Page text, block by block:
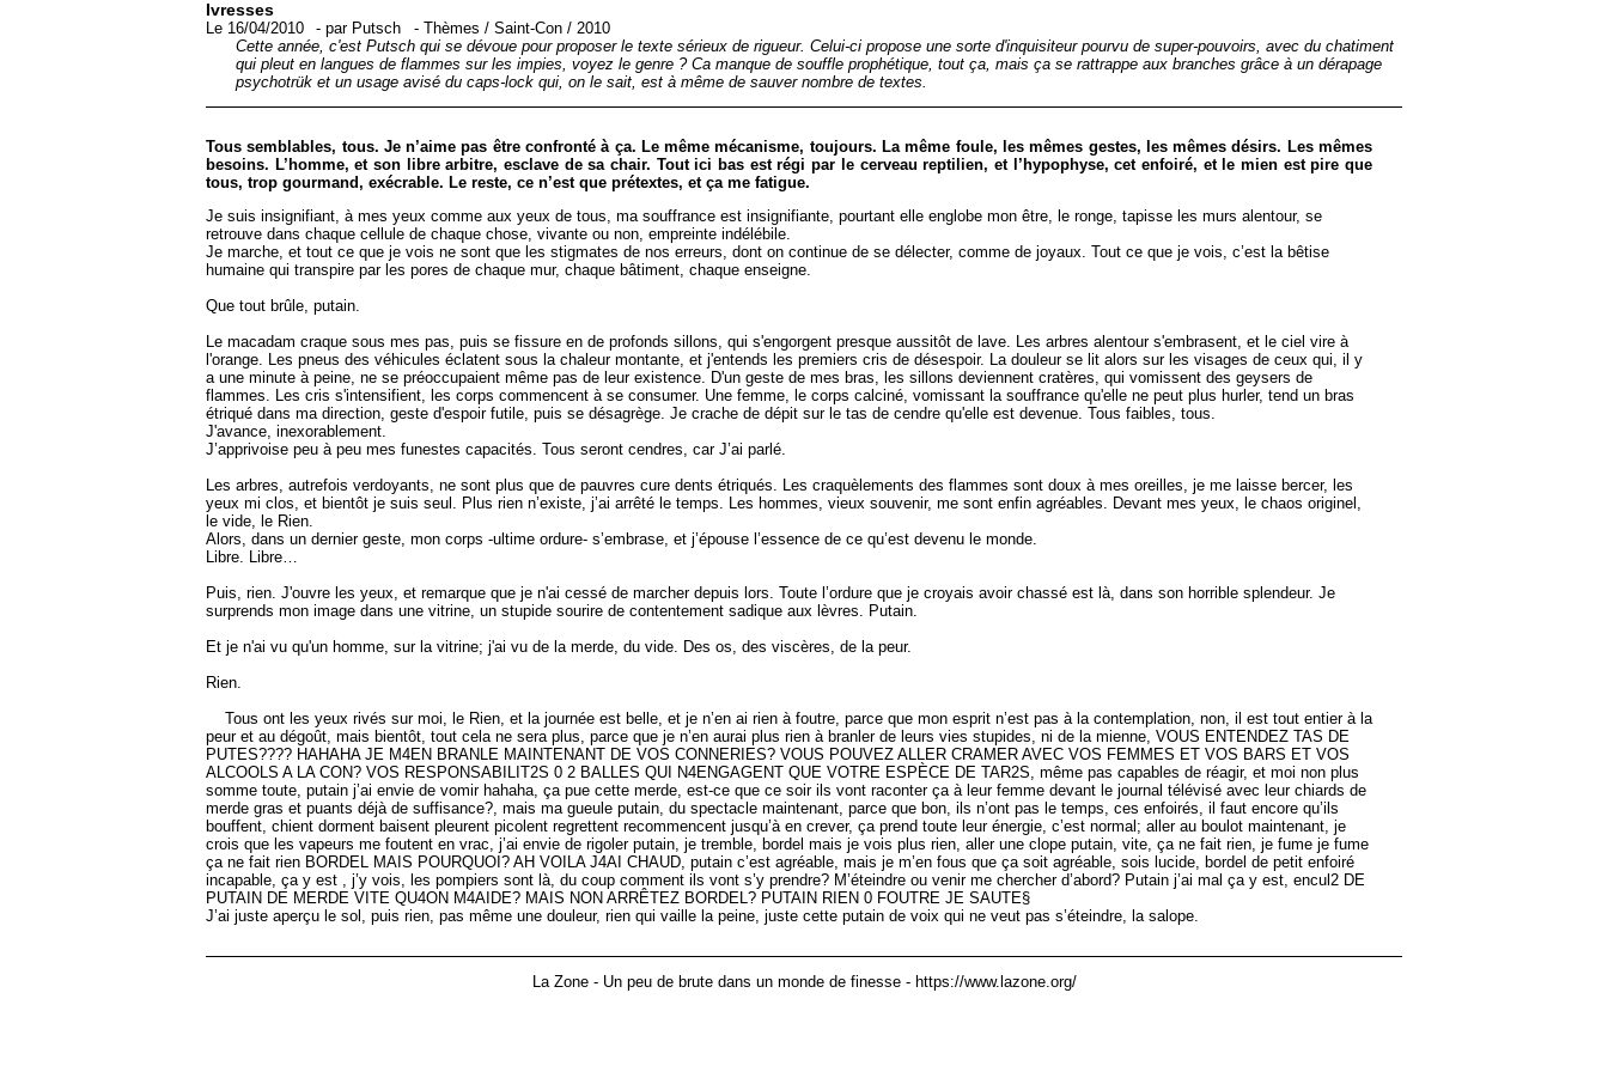
Ivresses
Le 16/04/2010 -par Putsch - Thèmes / Saint-Con/ 2010
Cette année, c'est Putsch qui se dévoue pour proposer le texte sérieux de rigueur. Celui-ci propose une sorte d'inquisiteur pourvu de super-pouvoirs, avec du chatiment
qui pleut en langues de flammes sur les impies, voyez le genre ? Ca manque de souffle prophétique, tout ça, mais ça se rattrappe aux branches grâce à un dérapage
psychotrük et un usage avisé du caps-lock qui, on le sait, est à même de sauver nombre de textes.
Tous semblables, tous. Je n’aime pas être confronté à ça. Le même mécanisme, toujours. La même foule, les mêmes gestes, les mêmes désirs. Les mêmes
besoins. L’homme, et son libre arbitre, esclave de sa chair. Tout ici bas est régi par le cerveau reptilien, et l’hypophyse, cet enfoiré, et le mien est pire que
tous, trop gourmand, exécrable. Le reste, ce n’est que prétextes, et ça me fatigue.
Je suis insignifiant, à mes yeux comme aux yeux de tous, ma souffrance est insignifiante, pourtant elle englobe mon être, le ronge, tapisse les murs alentour, se
retrouve dans chaque cellule de chaque chose, vivante ou non, empreinte indélébile.
Je marche, et tout ce que je vois ne sont que les stigmates de nos erreurs, dont on continue de se délecter, comme de joyaux. Tout ce que je vois, c’est la bêtise
humaine qui transpire par les pores de chaque mur, chaque bâtiment, chaque enseigne.
Que tout brûle, putain.
Le macadam craque sous mes pas, puis se fissure en de profonds sillons, qui s'engorgent presque aussitôt de lave. Les arbres alentour s'embrasent, et le ciel vire à
l'orange. Les pneus des véhicules éclatent sous la chaleur montante, et j'entends les premiers cris de désespoir. La douleur se lit alors sur les visages de ceux qui, il y
a une minute à peine, ne se préoccupaient même pas de leur existence. D'un geste de mes bras, les sillons deviennent cratères, qui vomissent des geysers de
flammes. Les cris s'intensifient, les corps commencent à se consumer. Une femme, le corps calciné, vomissant la souffrance qu'elle ne peut plus hurler, tend un bras
étriqué dans ma direction, geste d'espoir futile, puis se désagrège. Je crache de dépit sur le tas de cendre qu'elle est devenue. Tous faibles, tous.
J'avance, inexorablement.
J’apprivoise peu à peu mes funestes capacités. Tous seront cendres, car J’ai parlé.
Les arbres, autrefois verdoyants, ne sont plus que de pauvres cure dents étriqués. Les craquèlements des flammes sont doux à mes oreilles, je me laisse bercer, les
yeux mi clos, et bientôt je suis seul. Plus rien n’existe, j’ai arrêté le temps. Les hommes, vieux souvenir, me sont enfin agréables. Devant mes yeux, le chaos originel,
le vide, le Rien.
Alors, dans un dernier geste, mon corps -ultime ordure- s’embrase, et j’épouse l’essence de ce qu’est devenu le monde.
Libre. Libre…
Puis, rien. J'ouvre les yeux, et remarque que je n'ai cessé de marcher depuis lors. Toute l’ordure que je croyais avoir chassé est là, dans son horrible splendeur. Je
surprends mon image dans une vitrine, un stupide sourire de contentement sadique aux lèvres. Putain.
Et je n'ai vu qu'un homme, sur la vitrine; j'ai vu de la merde, du vide. Des os, des viscères, de la peur.
Rien.
Tous ont les yeux rivés sur moi, le Rien, et la journée est belle, et je n’en ai rien à foutre, parce que mon esprit n’est pas à la contemplation, non, il est tout entier à la
peur et au dégoût, mais bientôt, tout cela ne sera plus, parce que je n’en aurai plus rien à branler de leurs vies stupides, ni de la mienne, VOUS ENTENDEZ TAS DE
PUTES???? HAHAHA JE M4EN BRANLE MAINTENANT DE VOS CONNERIES? VOUS POUVEZ ALLER CRAMER AVEC VOS FEMMES ET VOS BARS ET VOS
ALCOOLS A LA CON? VOS RESPONSABILIT2S 0 2 BALLES QUI N4ENGAGENT QUE VOTRE ESPÈCE DE TAR2S, même pas capables de réagir, et moi non plus
somme toute, putain j’ai envie de vomir hahaha, ça pue cette merde, est-ce que ce soir ils vont raconter ça à leur femme devant le journal télévisé avec leur chiards de
merde gras et puants déjà de suffisance?, mais ma gueule putain, du spectacle maintenant, parce que bon, ils n’ont pas le temps, ces enfoirés, il faut encore qu’ils
bouffent, chient dorment baisent pleurent picolent regrettent recommencent jusqu’à en crever, ça prend toute leur énergie, c’est normal; aller au boulot maintenant, je
crois que les vapeurs me foutent en vrac, j’ai envie de rigoler putain, je tremble, bordel mais je vois plus rien, aller une clope putain, vite, ça ne fait rien, je fume je fume
ça ne fait rien BORDEL MAIS POURQUOI? AH VOILA J4AI CHAUD, putain c’est agréable, mais je m’en fous que ça soit agréable, sois lucide, bordel de petit enfoiré
incapable, ça y est , j’y vois, les pompiers sont là, du coup comment ils vont s’y prendre? M’éteindre ou venir me chercher d’abord? Putain j’ai mal ça y est, encul2 DE
PUTAIN DE MERDE VITE QU4ON M4AIDE? MAIS NON ARRÊTEZ BORDEL? PUTAIN RIEN 0 FOUTRE JE SAUTE§
J’ai juste aperçu le sol, puis rien, pas même une douleur, rien qui vaille la peine, juste cette putain de voix qui ne veut pas s’éteindre, la salope.
La Zone - Un peu de brute dans un monde de finesse - https://www.lazone.org/